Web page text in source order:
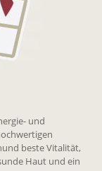
und
beste Vitalität,
Haut und ein